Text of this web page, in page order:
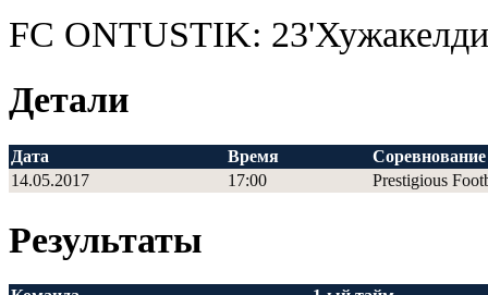
FC ONTUSTIK:
Детали
Дата Время
Соревнование
14.05.2017
17:00 Prestigious
Результаты